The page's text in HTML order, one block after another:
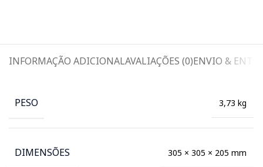
INFORMAÇÃO ADICIONALAVALIAÇÕES (0)ENVIO &
PESO 3,73 kg
DIMENSÕES 305 × 305 × 205 mm